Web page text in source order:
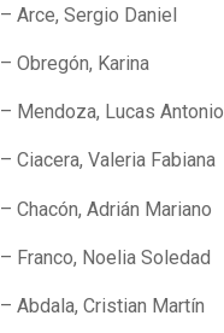
– Arce, Sergio Daniel
– Obregón, Karina
– Mendoza, Lucas Antonio
– Ciacera, Valeria Fabiana
– Chacón, Adrián Mariano
– Franco, Noelia Soledad
– Abdala, Cristian Martín